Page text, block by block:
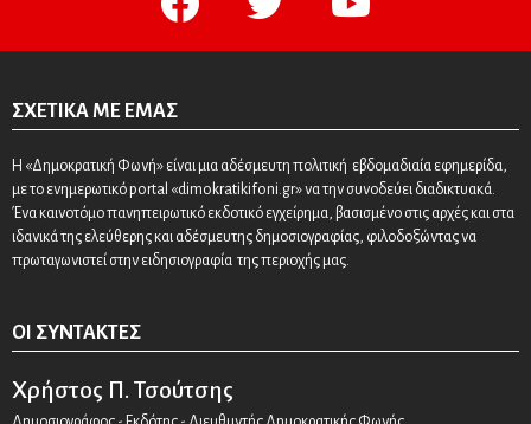
ΣΧΕΤΙΚΆ ΜΕ ΕΜΆΣ
Η «Δημοκρατική Φωνή» είναι μια αδέσμευτη πολιτική εβδομαδιαία εφημερίδα,
με το ενημερωτικό portal «dimokratikifoni.gr» να την συνοδεύει διαδικτυακά.
Ένα καινοτόμο πανηπειρωτικό εκδοτικό εγχείρημα, βασισμένο στις αρχές και στα
ιδανικά της ελεύθερης και αδέσμευτης δημοσιογραφίας, φιλοδοξώντας να
πρωταγωνιστεί στην ειδησιογραφία της περιοχής μας.
ΟΙ ΣΥΝΤΆΚΤΕΣ
Χρήστος Π. Τσούτσης